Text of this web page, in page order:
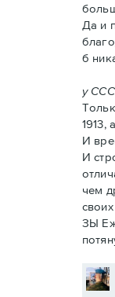
Да и
б
у
1913,
И
И
чем
ЗЫ